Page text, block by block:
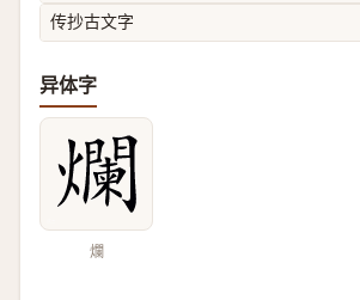
传抄古文字
异体字
爛